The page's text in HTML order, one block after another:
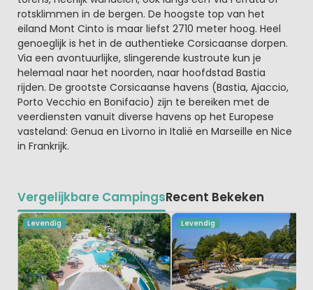
rotsklimmen in de bergen. De hoogste top van het
eiland Mont Cinto is maar liefst 2710 meter hoog. Heel
genoeglijk is het in de authentieke Corsicaanse dorpen.
Via een avontuurlijke, slingerende kustroute kun je
helemaal naar het noorden, naar hoofdstad Bastia
rijden. De grootste Corsicaanse havens (Bastia, Ajaccio,
Porto Vecchio en Bonifacio) zijn te bereiken met de
veerdiensten vanuit diverse havens op het Europese
vasteland: Genua en Livorno in Italië en Marseille en Nice
in Frankrijk.
Vergelijkbare CampingsRecent Bekeken
Levendig Levendig